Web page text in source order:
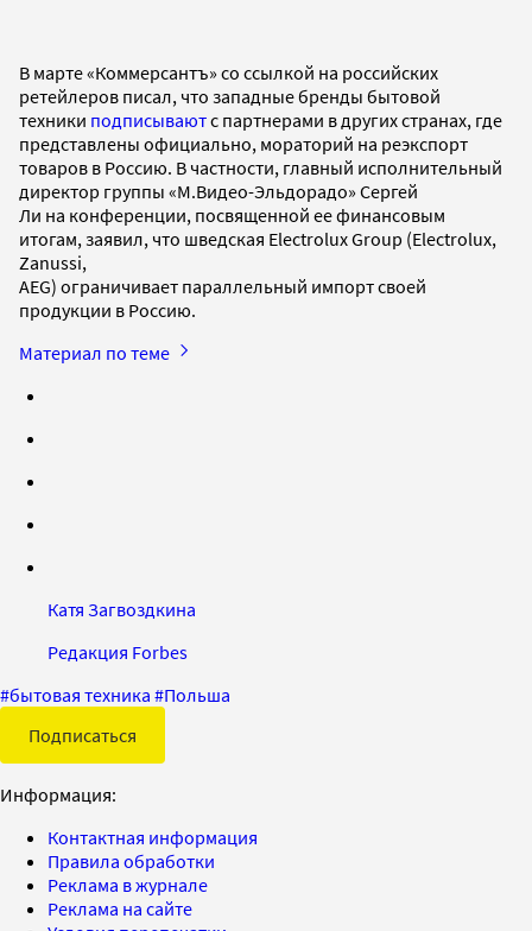
В марте «Коммерсантъ» со ссылкой на российских
ретейлеров писал, что западные бренды бытовой
техники подписываютс партнерами в других странах, где
представлены официально, мораторий на реэкспорт
товаров в Россию. В частности, главный исполнительный
директор группы «М.Видео-Эльдорадо» Сергей
Ли на конференции, посвященной ее финансовым
итогам, заявил, что шведская Electrolux Group (Electrolux,
Zanussi,
AEG) ограничивает параллельный импорт своей
продукции в Россию.
Материал по теме
Катя Загвоздкина
Редакция Forbes
#бытовая техника #Польша
Подписаться
Информация:
Контактная информация
Правила обработки
Реклама в журнале
Реклама на сайте